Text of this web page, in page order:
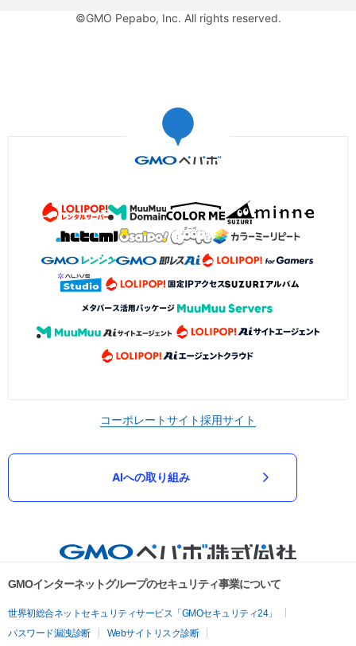
©GMO Pepabo, Inc. All rights reserved.
コーポレートサイト採用サイト
AIへの取り組み
GMOインターネットグループのセキュリティ事業について
世界初総合ネットセキュリティサービス「GMOセキュリティ24」
パスワード漏洩診断
Webサイトリスク診断